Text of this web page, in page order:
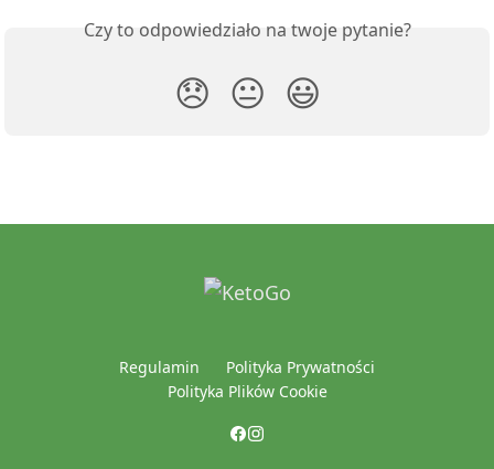
Czy to odpowiedziało na twoje pytanie?
😞 😐 😃
Regulamin
Polityka Prywatności
Polityka Plików Cookie